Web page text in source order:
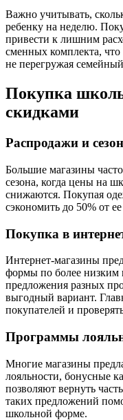
Важно учитывать,
ребенку на неделю.
привести к лишним
сменных комплекта, что
не перегружая
Покупка
скидками
Распродажи и
Большие магазины
сезона, когда цены на
снижаются. Покупая
сэкономить до 50% от
Покупка в
Интернет-магазины
формы по более низким
предложения разных
выгодный вариант.
покупателей и
Программы
Многие магазины
лояльности, бонусные
позволяют вернуть
таких предложений
школьной форме.